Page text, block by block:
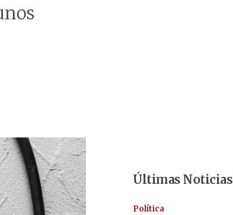
Últimas Noticias
Política